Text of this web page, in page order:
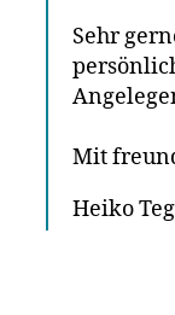
Sehr
Mit
Heiko